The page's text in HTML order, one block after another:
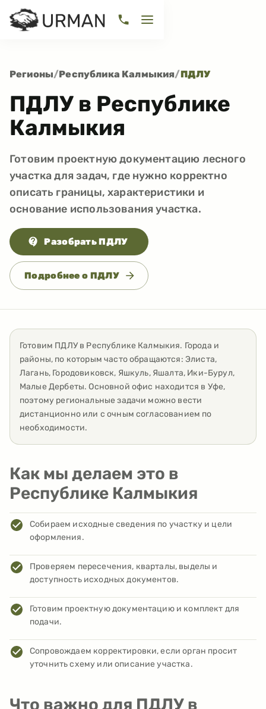
Регионы/Республика Калмыкия/ПДЛУ
ПДЛУ в Республике
Калмыкия
Готовим проектную документацию лесного
участка для задач, где нужно корректно
описать границы, характеристики и
основание использования участка.
Разобрать ПДЛУ
Подробнее о ПДЛУ
Готовим ПДЛУв Республике Калмыкия. Города и
районы, по которым часто обращаются: Элиста,
Лагань, Городовиковск, Яшкуль, Яшалта, Ики-Бурул,
Малые Дербеты. Основной офис находится в Уфе,
поэтому региональные задачи можно вести
дистанционно или с очным согласованием по
необходимости.
Как мы делаем это в
Республике Калмыкия
Собираем исходные сведения по участку и цели
оформления.
Проверяем пересечения, кварталы, выделы и
доступность исходных документов.
Готовим проектную документацию и комплект для
подачи.
Сопровождаем корректировки, если орган просит
уточнить схему или описание участка.
Что важно для ПДЛУ в